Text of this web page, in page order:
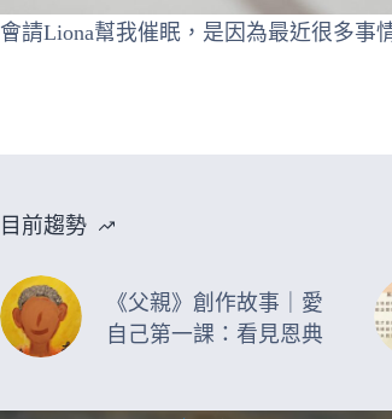
會請Liona幫我催眠，是因為最近很多事
目前趨勢
《父親》創作故事｜愛
自己第一課：看見恩典